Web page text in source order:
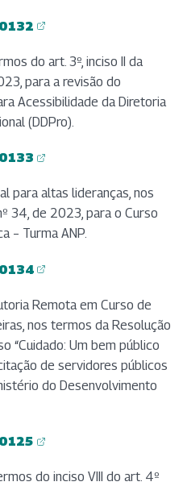
do art. 3º, inciso II da
para a revisão do
Acessibilidade da Diretoria
(DDPro).
para altas lideranças, nos
34, de 2023, para o Curso
– Turma ANP.
Remota em Curso de
nos termos da Resolução
“Cuidado: Um bem público
de servidores públicos
do Desenvolvimento
do inciso VIII do art. 4º